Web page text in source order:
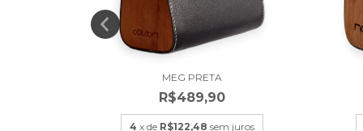
MEG PRETA
R$489,90
4 x de R$122,48 sem juros